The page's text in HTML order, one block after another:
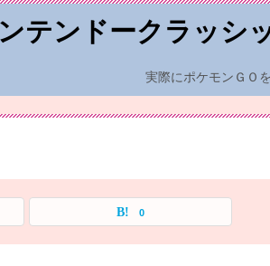
テンドークラッシ
実際にポケモンＧＯ
0